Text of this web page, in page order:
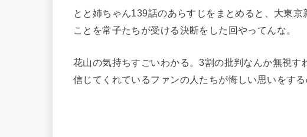
とと姉ちゃん139話のあらすじをまとめると、大東
ことを常子たちが受ける決断をした回やってんな。
花山の気持ちすごいわかる。3割の批判なんか無視
信じてくれているファンの人たちが悔しい思いをする